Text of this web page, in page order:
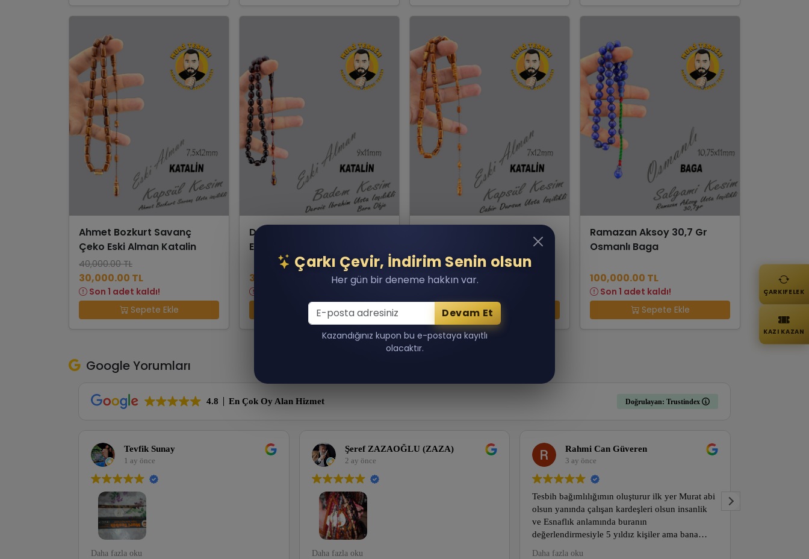
Ahmet Bozkurt Savanç
Çeko Eski Alman Katalin
40,000.00 TL
30,000.00 TL
Son 1 adet kaldı!
Sepete Ekle
Derviş İbrahim Boru Obje
Eski Alman Katalin
30,000.00 TL
Sepete Ekle
Çekoslavak Alman Katalin
20,000.00 TL
Sepete Ekle
Ramazan Aksoy 30,7 Gr
Osmanlı Baga
100,000.00 TL
Son 1 adet kaldı!
Sepete Ekle
Google Yorumları
4.8 En Çok Oy Alan Hizmet Doğrulayan: Trustindex
Tevfik Sunay
Arkadaşlar bugun murat abinin mezatından ilk
Şeref ZAZAOĞLU (ZAZA)
Hayatımda ilk defa mezattan tesbih aldığım yer
Rahmi Can Güveren
Tesbih bağımlılığımın oluşturur ilk yer Murat abi
olsun yanında çalışan kardeşleri olsun insanlik
ve Esnaflık anlamında buranın
değerlendirmesiyle 5 yıldız kişiler ama bana
Doğru fiyata doğru tesbih
veriyorlar ,kargolar çok hızlı
yapabilirsiniz.Abilerime
ÇARKIFELEK
KAZI KAZAN
Çarkı Çevir, İndirim Senin olsun
Her gün bir deneme hakkın var.
Devam Et
Kazandığınız kupon bu e-postaya kayıtlı
olacaktır.